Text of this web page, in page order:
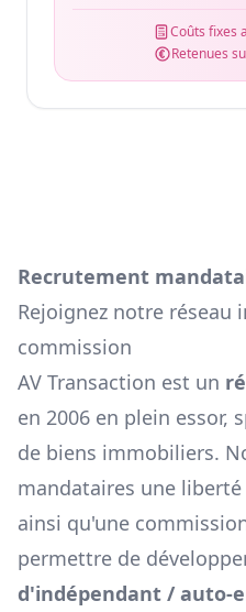
Coûts fixes
Retenues
Recrutement
Rejoignez notre réseau
commission
AV Transaction est un
en 2006 en plein essor,
de biens immobiliers.
mandataires une
ainsi qu'une
permettre de
d'indépendant / auto-